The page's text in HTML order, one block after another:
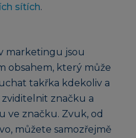
sítích.
marketingu jsou
obsahem, který může
takřka kdekoliv a
zviditelnit značku a
ve značku. Zvuk, od
můžete samozřejmě